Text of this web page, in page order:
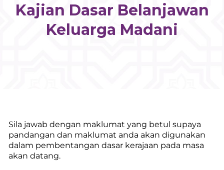
Kajian Dasar Belanjawan
Keluarga Madani
Sila jawab dengan maklumat yang betul supaya
pandangan dan maklumat anda akan digunakan
dalam pembentangan dasar kerajaan pada masa
akan datang.